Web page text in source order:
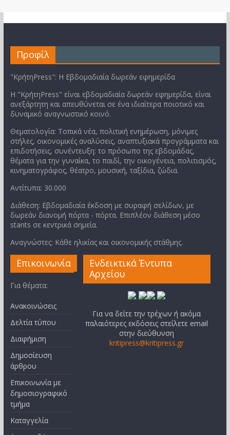
Προφίλ
"ΚρήτηPress": Η Εβδομαδιαία δωρεάν εφημερίδα
Η "ΚρήτηPress" είναι εβδομαδιαία δωρεάν εφημερίδα, είναι
ανεξάρτητη και απευθύνεται σε ένα ιδιαίτερα ποιοτικό και
δυναμικό αναγνωστικό κοινό.
Θεματολογία: Τοπικά νέα, πολιτική ενημέρωση, μόνιμες
στήλες, οικονομικές αναλύσεις, αναπτυξιακά προγράμματα και
επιδοτήσεις, συνέντευξη: το πρόσωπο της εβδομάδας,
θέματα για την γυναίκα, το παιδί, την οικογένεια, πολιτισμός,
κινηματογράφος, θέατρο, μουσική, ταξίδια, ζώδια.
Αντίτυπα: 30.000
Διάθεση: Εβδομαδιαία έκδοση με συραφή σελίδων, με
δωρεάν διανομή πόρτα - πόρτα. Επιπλέον διάθεση μέσο
stants σε κεντρικά σημεία.
Αναγνώστες: Κάθε ηλικίας και οικονομικής στάθμης.
Επικοινωνία
Για θέματα:
Ανακοινώσεις
Δελτία τύπου
Διαφήμιση
Δημοσίευση
άρθρου
Επικοινωνία με
δημοσιογραφικό
τμήμα
Καταγγελία
Ενδεικτικά Έντυπα
Αρχείου
Για να δείτε την τρέχων ή ακόμα
παλαιότερες εκδόσεις στείλετε email
στην διεύθυνση
kritipress@kritipress.gr